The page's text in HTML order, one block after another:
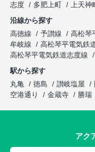
志度
多肥上町 上天神
沿線から探す
高徳線
予讃線 高松琴
牟岐線
高松琴平電気鉄
高松琴平電気鉄道志度線
駅から探す
丸亀
徳島 讃岐塩屋
空港通り
金蔵寺 勝瑞
アク